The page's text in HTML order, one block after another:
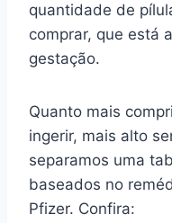
quantidade de
comprar, que está
gestação.
Quanto mais
ingerir, mais alto
separamos uma
baseados no
Pfizer. Confira: